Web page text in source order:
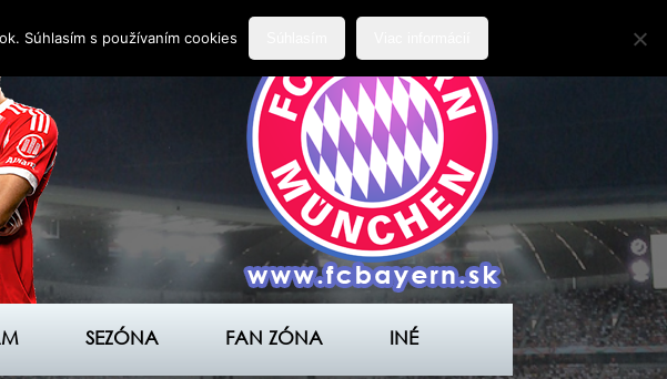
SEZÓNA FAN ZÓNA INÉ
Súhlasím s používaním cookies